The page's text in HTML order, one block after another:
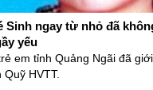
Sinh ngay từ nhỏ đã
yếu
em tỉnh Quảng Ngãi đã
HVTT.